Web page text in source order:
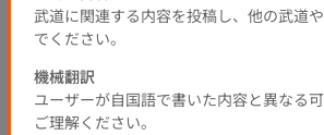
1
推薦主題
武道に関連する内容を投稿し、他の武道
でください。
機械翻訳
ユーザーが自国語で書いた内容と異なる
ご理解ください。